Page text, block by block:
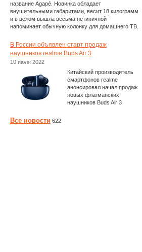
название Agapé. Новинка обладает
внушительными габаритами, весит 18 килограмм
и в целом вышла весьма нетипичной –
напоминает обычную колонку для домашнего ТВ.
В России объявлен старт продаж
наушников realme Buds Air 3
10 июля 2022
Китайский производитель
смартфонов realme
анонсировал начал продаж
новых флагманских
наушников Buds Air 3
Все новости 622